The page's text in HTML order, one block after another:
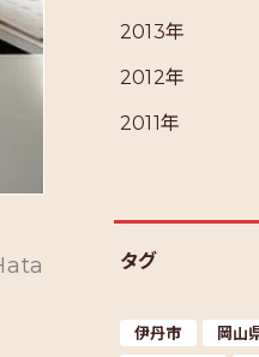
2013年
2012年
2011年
タグ
伊丹市 岡山